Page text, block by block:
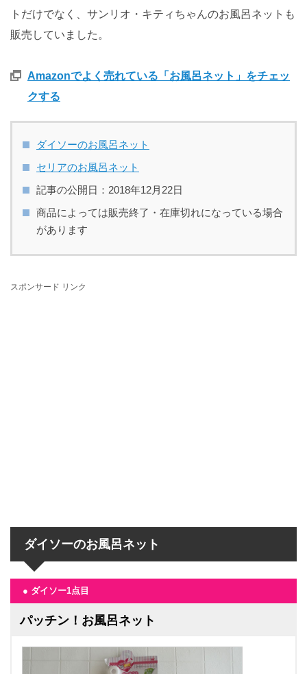
トだけでなく、サンリオ・キティちゃんのお風呂ネットも
販売していました。
Amazonでよく売れている「お風呂ネット」をチェッ
クする
ダイソーのお風呂ネット
セリアのお風呂ネット
記事の公開日：2018年12月22日
商品によっては販売終了・在庫切れになっている場合
があります
スポンサード リンク
ダイソーのお風呂ネット
● ダイソー1点目
パッチン！お風呂ネット